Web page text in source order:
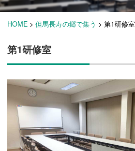
泊まる(宿泊)
施設・料金
アクセス
HOME > 但馬長寿の郷で集う > 第1研修室
第1研修室